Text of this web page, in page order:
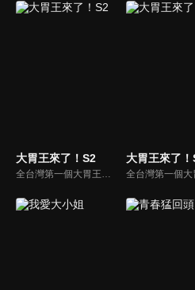
大胃王來了！S2
全台灣第一個大胃王美食節目，由主持人帶領大胃王們及名人來賓吃遍台灣美食，每趟旅程都有不同的美食主題以及遊戲互動，並藉由大胃王幸福地享用，讓觀眾深刻了解台灣美食文化的豐富特色！
大胃王來了！